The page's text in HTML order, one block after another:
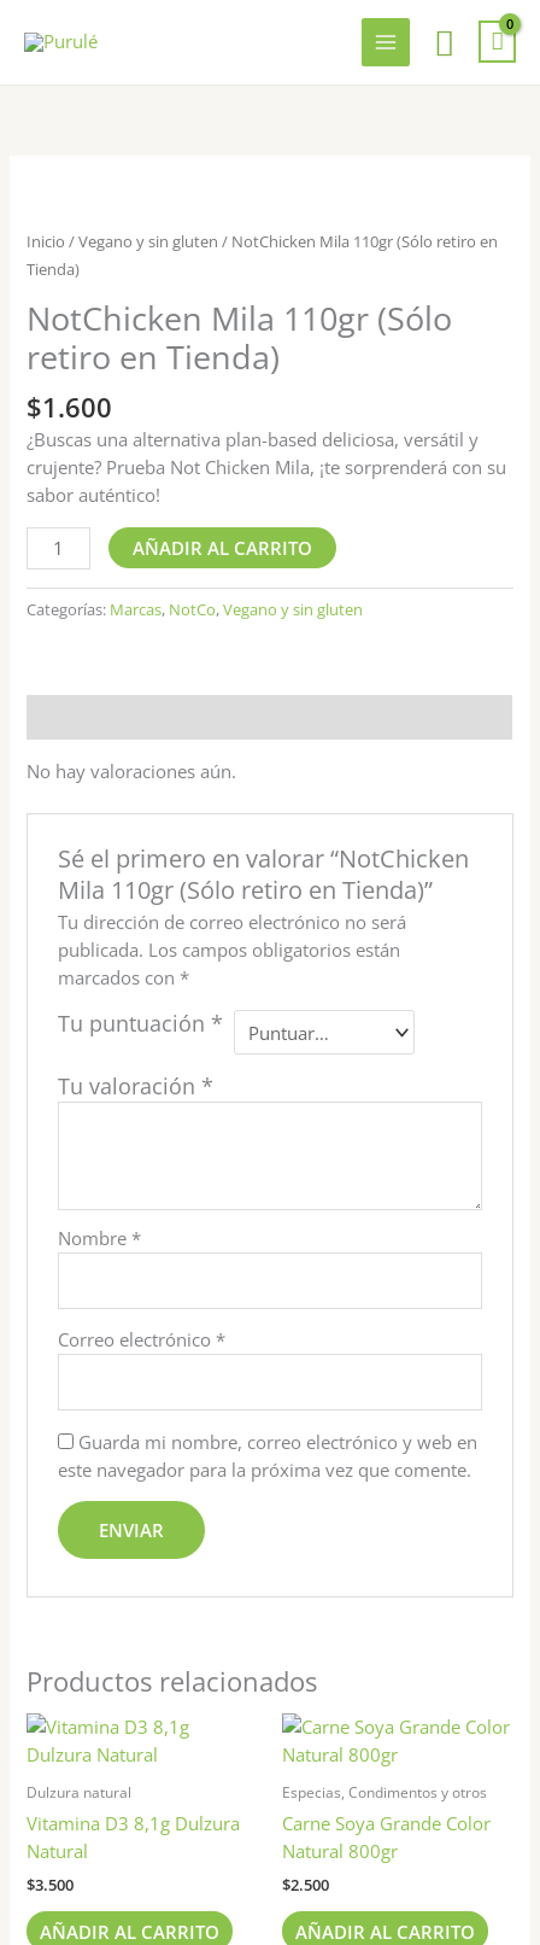
Inicio /Vegano y sin gluten / NotChicken Mila 110gr (Sólo retiro en
Tienda)
NotChicken Mila 110gr (Sólo
retiro en Tienda)
$1.600
¿Buscas una alternativa plan-based deliciosa, versátil y
crujente? Prueba Not Chicken Mila, ¡te sorprenderá con su
sabor auténtico!
110gr
(Sólo
en
Tienda)
cantidad
AÑADIR AL CARRITO
Categorías: Marcas, NotCo,Vegano y sin gluten
No hay valoraciones aún.
Sé el primero en valorar “NotChicken
Mila 110gr (Sólo retiro en Tienda)”
Tu dirección de correo electrónico no será
publicada. Los campos obligatorios están
marcados con *
Tu puntuación *
Tu valoración *
Nombre *
Correo electrónico *
Guarda mi nombre, correo electrónico y web en
este navegador para la próxima vez que comente.
Productos relacionados
Dulzura natural
Vitamina D3 8,1g Dulzura
Natural
$3.500
AÑADIR AL CARRITO
Especias, Condimentos y otros
Carne Soya Grande Color
Natural 800gr
$2.500
AÑADIR AL CARRITO